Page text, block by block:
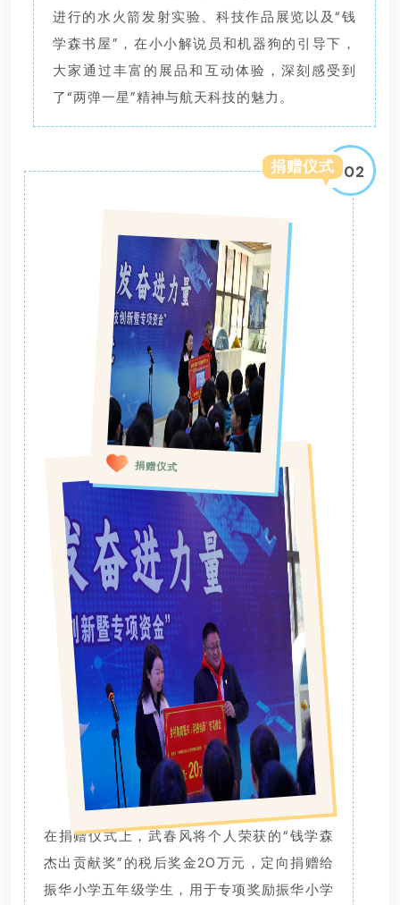
进行的水火箭发射实验、科技作品展览以及“钱
学森书屋”，在小小解说员和机器狗的引导下，
大家通过丰富的展品和互动体验，深刻感受到
了“两弹一星”精神与航天科技的魅力。
捐赠仪式 02
捐赠仪式
在捐赠仪式上，武春风将个人荣获的“钱学森
杰出贡献奖”的税后奖金20万元，定向捐赠给
振华小学五年级学生，用于专项奖励振华小学